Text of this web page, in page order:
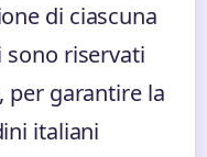
di ciascuna
sono riservati
per garantire la
italiani